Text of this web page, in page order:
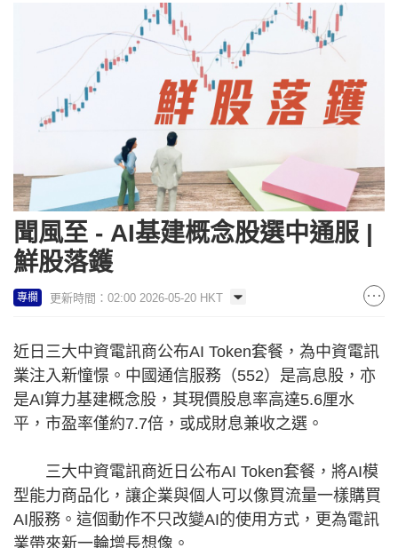
聞風至 - AI基建概念股選中通服 |
鮮股落鑊
專欄 更新時間：02:00 2026-05-20 HKT
近日三大中資電訊商公布AI Token套餐，為中資電訊
業注入新憧憬。中國通信服務（552）是高息股，亦
是AI算力基建概念股，其現價股息率高達5.6厘水
平，市盈率僅約7.7倍，或成財息兼收之選。
三大中資電訊商近日公布AI Token套餐，將AI模
型能力商品化，讓企業與個人可以像買流量一樣購買
AI服務。這個動作不只改變AI的使用方式，更為電訊
業帶來新一輪增長想像。